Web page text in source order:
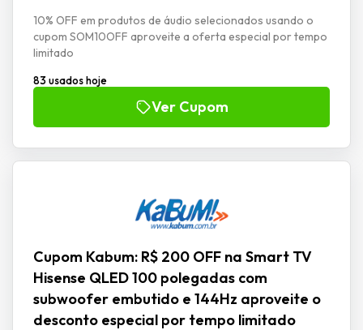
10% OFF em produtos de áudio selecionados usando o
cupom SOM10OFF aproveite a oferta especial por tempo
limitado
83 usados hoje
Ver Cupom
Cupom Kabum: R$ 200 OFF na Smart TV
Hisense QLED 100 polegadas com
subwoofer embutido e 144Hz aproveite o
desconto especial por tempo limitado